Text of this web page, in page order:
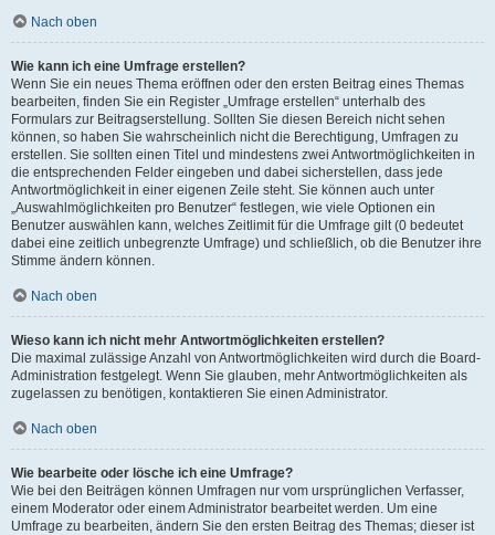
Nach oben
Wie kann ich eine Umfrage erstellen?
Wenn Sie ein neues Thema eröffnen oder den ersten Beitrag eines Themas
bearbeiten, finden Sie ein Register „Umfrage erstellen“ unterhalb des
Formulars zur Beitragserstellung. Sollten Sie diesen Bereich nicht sehen
können, so haben Sie wahrscheinlich nicht die Berechtigung, Umfragen zu
erstellen. Sie sollten einen Titel und mindestens zwei Antwortmöglichkeiten in
die entsprechenden Felder eingeben und dabei sicherstellen, dass jede
Antwortmöglichkeit in einer eigenen Zeile steht. Sie können auch unter
„Auswahlmöglichkeiten pro Benutzer“ festlegen, wie viele Optionen ein
Benutzer auswählen kann, welches Zeitlimit für die Umfrage gilt (0 bedeutet
dabei eine zeitlich unbegrenzte Umfrage) und schließlich, ob die Benutzer ihre
Stimme ändern können.
Nach oben
Wieso kann ich nicht mehr Antwortmöglichkeiten erstellen?
Die maximal zulässige Anzahl von Antwortmöglichkeiten wird durch die Board-
Administration festgelegt. Wenn Sie glauben, mehr Antwortmöglichkeiten als
zugelassen zu benötigen, kontaktieren Sie einen Administrator.
Nach oben
Wie bearbeite oder lösche ich eine Umfrage?
Wie bei den Beiträgen können Umfragen nur vom ursprünglichen Verfasser,
einem Moderator oder einem Administrator bearbeitet werden. Um eine
Umfrage zu bearbeiten, ändern Sie den ersten Beitrag des Themas; dieser ist